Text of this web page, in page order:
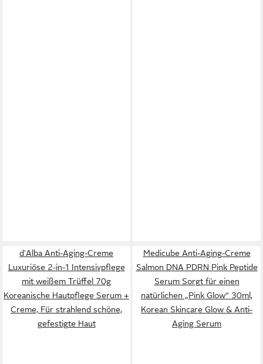
d'Alba Anti-Aging-Creme
Luxuriöse 2-in-1 Intensivpflege
mit weißem Trüffel 70g
Koreanische Hautpflege Serum +
Creme, Für strahlend schöne,
gefestigte Haut
Medicube Anti-Aging-Creme
Salmon DNA PDRN Pink Peptide
Serum Sorgt für einen
natürlichen „Pink Glow“ 30ml,
Korean Skincare Glow & Anti-
Aging Serum